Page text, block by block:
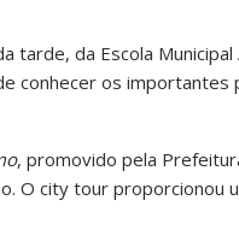
tarde, da Escola
conhecer os
, promovido pela
O city tour proporcionou